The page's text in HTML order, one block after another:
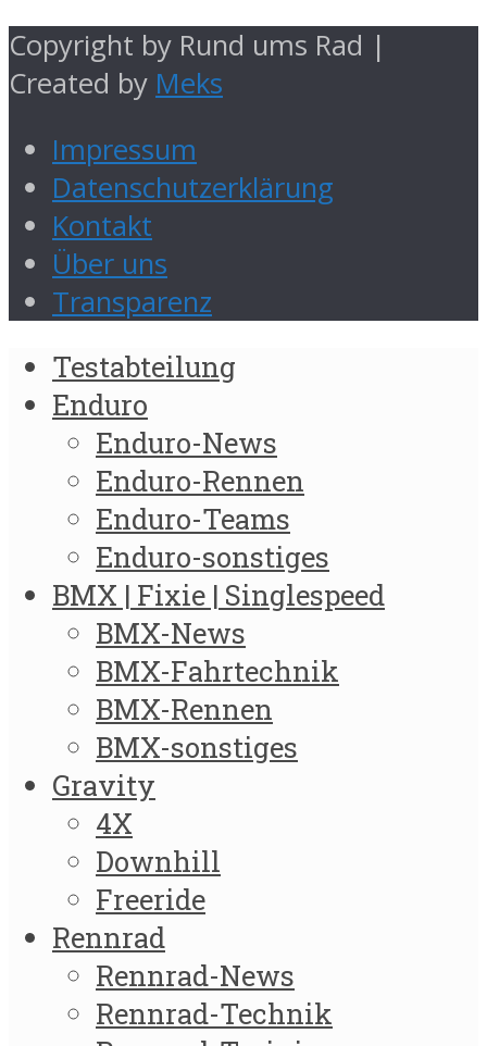
Copyright by Rund ums Rad |
Created by Meks
Impressum
Datenschutzerklärung
Kontakt
Über uns
Transparenz
Testabteilung
Enduro
Enduro-News
Enduro-Rennen
Enduro-Teams
Enduro-sonstiges
BMX | Fixie | Singlespeed
BMX-News
BMX-Fahrtechnik
BMX-Rennen
BMX-sonstiges
Gravity
4X
Downhill
Freeride
Rennrad
Rennrad-News
Rennrad-Technik